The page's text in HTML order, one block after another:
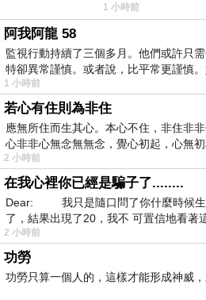
1 小時前
阿我阿龍 58
監視行動持續了三個多月。他們或許只
特卻異常謹慎。或者說，比平常更謹慎
1 小時前
若心有住則為非住
應無所住而生其心。本心不住，非住非
心非非心無念無無念，覺心初起，心無
2 小時前
在我心裡你已經是騙子了........
Dear: 我只是隨口問了你什麼時候生
了，結果出現了20，我不 可置信地看著
2 小時前
功勞
功勞只算一個人的，這樣才能形成神威，